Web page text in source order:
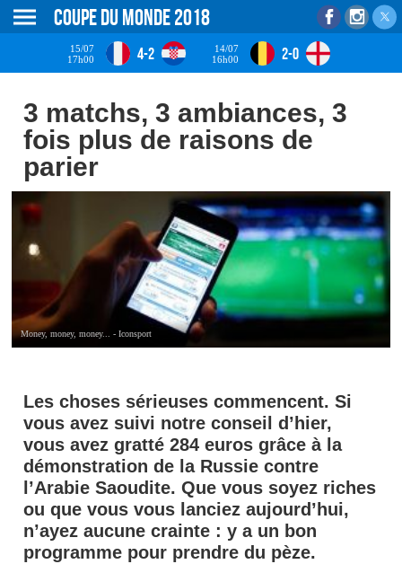
Coupe du monde 2018
15/07
17h00
4-2
14/07
16h00
2-0
3 matchs, 3 ambiances, 3
fois plus de raisons de
parier
Money, money, money... - Iconsport
Les choses sérieuses commencent. Si
vous avez suivi notre conseil d’hier,
vous avez gratté 284 euros grâce à la
démonstration de la Russie contre
l’Arabie Saoudite. Que vous soyez riches
ou que vous vous lanciez aujourd’hui,
n’ayez aucune crainte : y a un bon
programme pour prendre du pèze.